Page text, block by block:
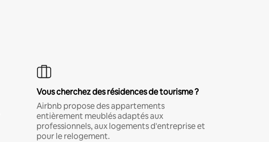
Vous cherchez des résidences de tourisme ?
Airbnb propose des appartements
entièrement meublés adaptés aux
professionnels, aux logements d'entreprise et
pour le relogement.